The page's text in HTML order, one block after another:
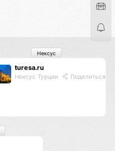
turesa.ru
Нексус Турции Поделиться
Нексус